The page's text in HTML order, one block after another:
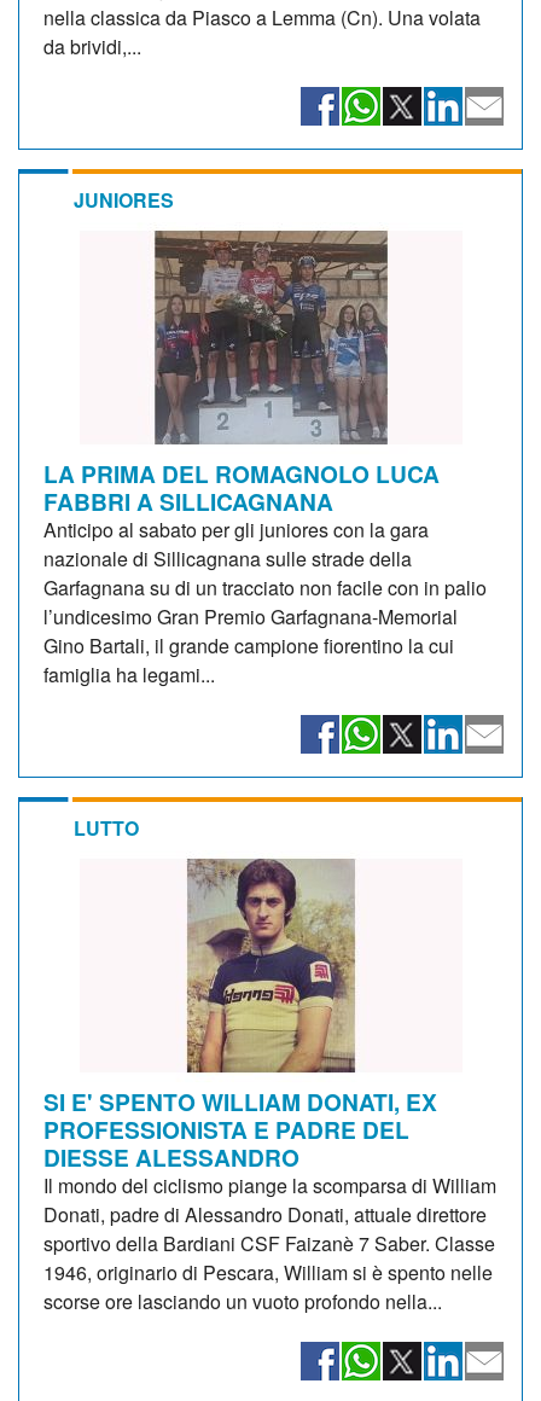
nella classica da Piasco a Lemma (Cn). Una volata
da brividi,...
JUNIORES
LA PRIMA DEL ROMAGNOLO LUCA
FABBRI A SILLICAGNANA
Anticipo al sabato per gli juniores con la gara
nazionale di Sillicagnana sulle strade della
Garfagnana su di un tracciato non facile con in palio
l’undicesimo Gran Premio Garfagnana-Memorial
Gino Bartali, il grande campione fiorentino la cui
famiglia ha legami...
LUTTO
SI E' SPENTO WILLIAM DONATI, EX
PROFESSIONISTA E PADRE DEL
DIESSE ALESSANDRO
Il mondo del ciclismo piange la scomparsa di William
Donati, padre di Alessandro Donati, attuale direttore
sportivo della Bardiani CSF Faizanè 7 Saber. Classe
1946, originario di Pescara, William si è spento nelle
scorse ore lasciando un vuoto profondo nella...